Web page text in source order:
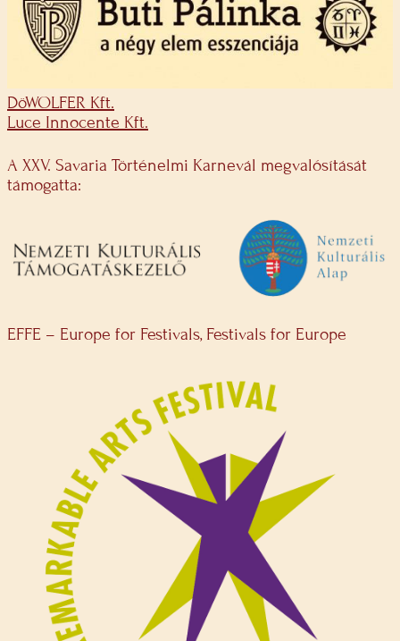
DöWOLFER Kft.
Luce Innocente Kft.
A XXV. Savaria Történelmi Karnevál megvalósítását
támogatta:
EFFE – Europe for Festivals, Festivals for Europe